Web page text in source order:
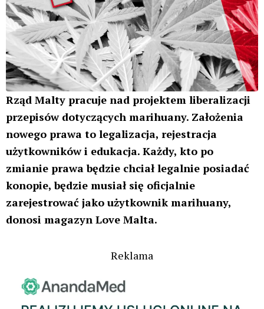
Rząd Malty pracuje nad projektem liberalizacji
przepisów dotyczących marihuany. Założenia
nowego prawa to legalizacja, rejestracja
użytkowników i edukacja. Każdy, kto po
zmianie prawa będzie chciał legalnie posiadać
konopie, będzie musiał się oficjalnie
zarejestrować jako użytkownik marihuany,
donosi magazyn Love Malta.
Reklama